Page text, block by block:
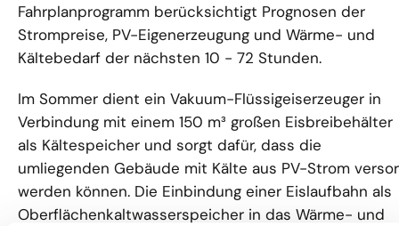
Fahrplanprogramm berücksichtigt Prognosen der
Strompreise, PV-Eigenerzeugung und Wärme- und
Kältebedarf der nächsten 10 - 72 Stunden.
Im Sommer dient ein Vakuum-Flüssigeiserzeuger in
Verbindung mit einem 150 m³ großen Eisbreibehälter
als Kältespeicher und sorgt dafür, dass die
umliegenden Gebäude mit Kälte aus PV-Strom
werden können. Die Einbindung einer Eislaufbahn als
Oberflächenkaltwasserspeicher in das Wärme- und